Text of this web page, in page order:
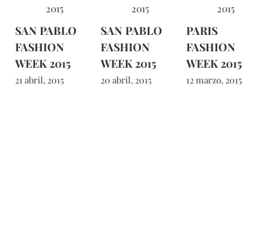
SAN PABLO
FASHION
WEEK 2015
21 abril, 2015
SAN PABLO
FASHION
WEEK 2015
20 abril, 2015
PARIS
FASHION
WEEK 2015
12 marzo, 2015